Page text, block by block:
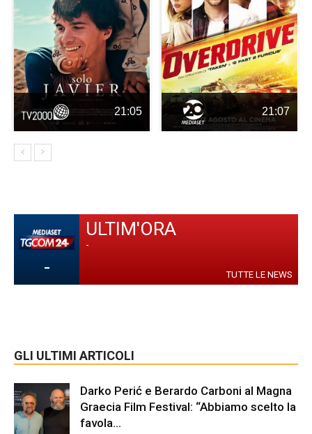
21:05 21:07
-
ULTIM'ORA
-
TUTTE LE NEWS
GLI ULTIMI ARTICOLI
Darko Perić e Berardo Carboni al Magna
Graecia Film Festival: “Abbiamo scelto la
favola...